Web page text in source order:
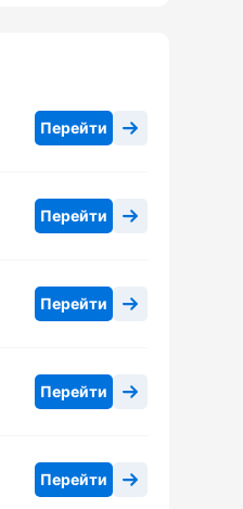
Перейти
Перейти
Перейти
Перейти
Перейти